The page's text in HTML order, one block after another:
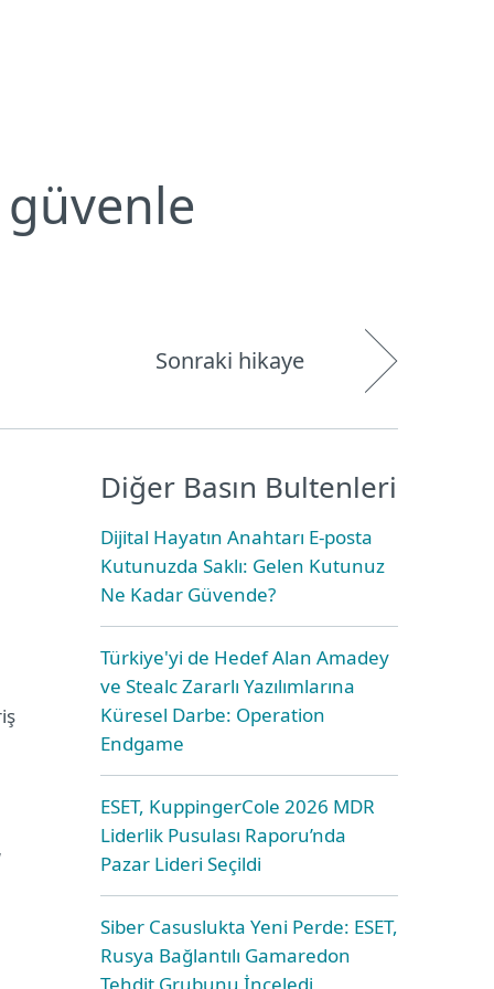
Sonraki hikaye
Diğer Basın Bultenleri
Dijital Hayatın Anahtarı E-posta
Kutunuzda Saklı: Gelen Kutunuz
Ne Kadar Güvende?
Türkiye'yi de Hedef Alan Amadey
ve Stealc Zararlı Yazılımlarına
Küresel Darbe: Operation
Endgame
ESET, KuppingerCole 2026 MDR
Liderlik Pusulası Raporu’nda
Pazar Lideri Seçildi
Siber Casuslukta Yeni Perde: ESET,
Rusya Bağlantılı Gamaredon